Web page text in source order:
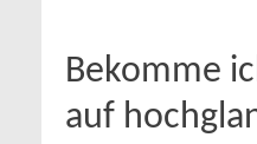
Bekomme
auf